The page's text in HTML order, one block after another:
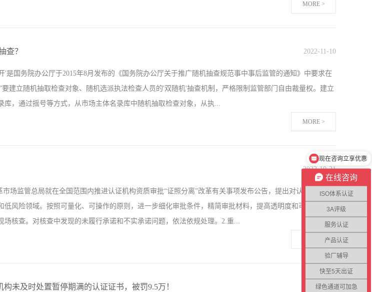
售公司。如果是纯销售公司，他的产品就是外包或采购的，其产品就是销售服务，而不是应该是产品生
请ISO9001证书时就应该考虑自己的产品，与生产型企业区分开。总的来说，无论企业大小，无论什么行
其适用范围面很广，适合任何的行业，亦是所有企业发展壮大的基础、根基。针对不同行业，ISO9001又衍
行业的质量体系标准等等。Part 2ISO14001环境管理体系ISO14001环境管理体系认证...
MORE >
查？
'是国务院办公厅于2015年8月发布的《国务院办公厅关于推广随机抽查规范事中事后监管的通知》中要求在
建立随机抽取检查对象、随机选派执法检查人员的'双随机'抽查机制，严格限制监管部门自由裁量权。建立
库，通过摇号等方式，从市场主体名录库中随机抽取检查对象，从执...
业信用信息公示系统，整合形成统一的市场监管信息平台，及时公开监管信息，形成监管合力。企业对于'双
次国家认监委、各地方市场监管局对ISO体系进行的双随机一公开检查也可以更好地做好准备。具体内容如
括但不仅限于：行业资质、营业执照、许可证、3C 、卫生批件、安全许可证、环境验收批复、安全评价批
证书、特种设备检定证书，需要特种要求的作业人员上岗证;3、企业实际人数是否与认证合同或审核通知
第一时间与认证机构联系，否则将有可能影响审核及认...
2022-11-10
MORE >
场监管总局就在全国范围内推进认证机构资质审批“证照分离”改革有关事项发布公告，提出对认证机构资
低风险领域。按照可量化、可操作的原则，进一步细化审批条件，精简审批材料，提高透明度和可预期性。
场核查。对核查中发现的未履行承诺和不实承诺问题，依法依规处理。2.重...
可检验检测发展规划》《规划》提出在推进市场化改革方面，深化强制性产品认证、认证机构资质审批、检
发市场活力；在推进国际化发展方面，全面提升我国认证认可制度的国际互认度，合格评定机构的国际化业
2022-10-21
未及时处置暂停期满的认证证书，被罚9.5万！ 2022-11-10
在线咨询
ISO体系认证
3A评级
服务认证
产品认证
验厂辅导
快至5天出证
绿色通道可加急
现在咨询立享优惠